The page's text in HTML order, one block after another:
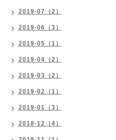
2019-07（2）
2019-06（3）
2019-05（1）
2019-04（2）
2019-03（2）
2019-02（1）
2019-01（3）
2018-12（4）